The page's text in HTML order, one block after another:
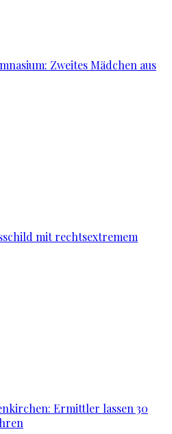
Zweites Mädchen aus
mit rechtsextremem
Ermittler lassen 30